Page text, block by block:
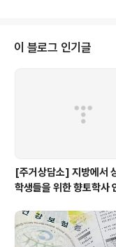
로 받아보시고 즉각적으로 의
실 수 있으시니 홈페이지 하
릭하셔서 좋아요를 눌러주
외적으로 민유가 어떤 단체
페이지랍니다. 그렇지만 회
요. 그리하여... 민유의 블로그
이 블로그 인기글
[주거상담소] 지방에서
학생들을 위한 향토학사